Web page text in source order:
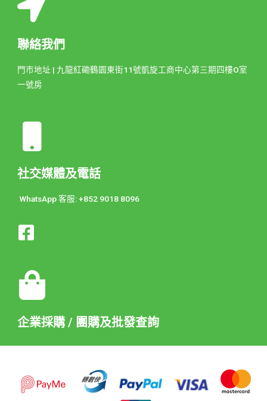
聯絡我們
門市地址 | 九龍紅磡鶴園東街11號凱旋工商中心第三期四樓O室
一號房
社交媒體及電話
WhatsApp 客服: +852 9018 8096
企業採購 / 團購及批發查詢